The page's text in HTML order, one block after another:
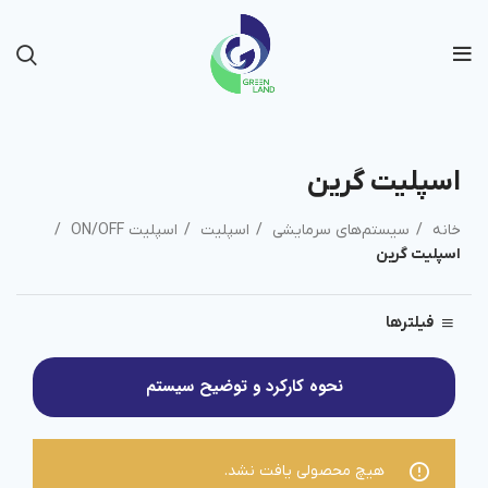
اسپلیت گرین
خانه سیستم‌های سرمایشی اسپلیت
اسپلیت ON/OFF
اسپلیت گرین
فیلترها
نحوه کارکرد و توضیح سیستم
هیچ محصولی یافت نشد.